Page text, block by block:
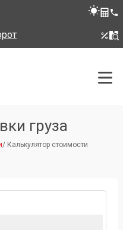
груза
/ Калькулятор стоимости